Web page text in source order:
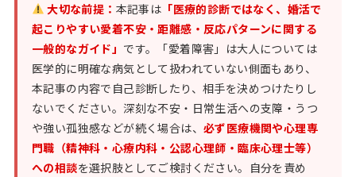
大切な前提： 本記事は 「医療的診断ではなく、婚活で
起こりやすい愛着不安・距離感・反応パターンに関する
一般的なガイド」 です。「愛着障害」は大人については
医学的に明確な病気として扱われていない側面もあり、
本記事の内容で自己診断したり、相手を決めつけたりし
ないでください。深刻な不安・日常生活への支障・うつ
や強い孤独感などが続く場合は、 必ず医療機関や心理専
門職（精神科・心療内科・公認心理師・臨床心理士等）
への相談を選択肢としてご検討ください。自分を責め